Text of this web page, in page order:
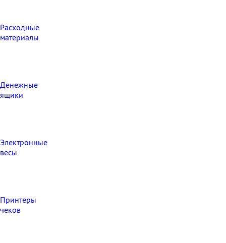
Расходные
материалы
Денежные
ящики
Электронные
весы
Принтеры
чеков